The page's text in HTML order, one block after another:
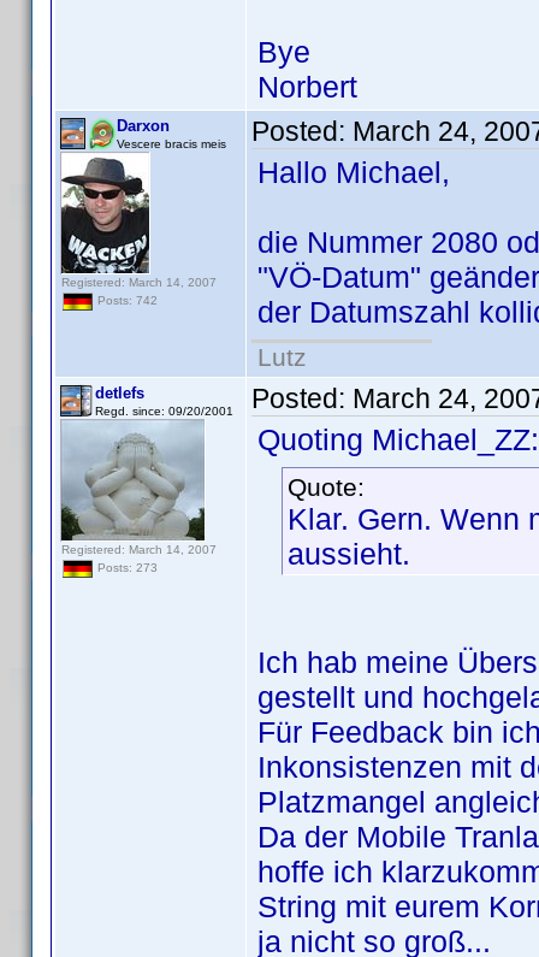
Bye
Norbert
Darxon
Vescere bracis meis
Registered: March 14, 2007
Posts: 742
Posted: March 24,
Hallo Michael,
die Nummer 2080
"VÖ-Datum"
der Datumszahl
Lutz
detlefs
Regd. since: 09/20/2001
Registered: March 14, 2007
Posts: 273
Posted: March 24,
Quoting Michael_ZZ:
Quote:
Klar. Gern. Wenn
aussieht.
Ich hab meine
gestellt und
Für Feedback bin
Inkonsistenzen mit
Platzmangel
Da der Mobile
hoffe ich
String mit eurem
ja nicht so groß...